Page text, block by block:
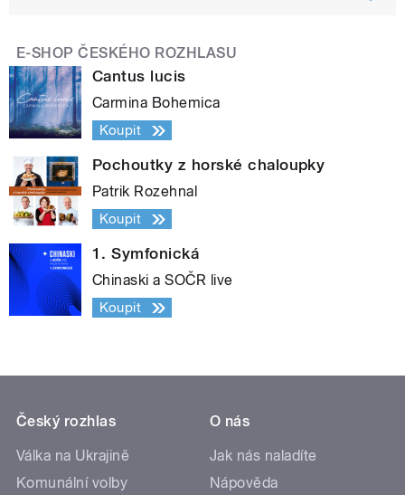
E-SHOP ČESKÉHO ROZHLASU
Cantus lucis
Carmina Bohemica
Koupit
Pochoutky z horské chaloupky
Patrik Rozehnal
Koupit
1. Symfonická
Chinaski a SOČR live
Koupit
Český rozhlas
Válka na Ukrajině
Komunální volby
O nás
Jak nás naladíte
Nápověda